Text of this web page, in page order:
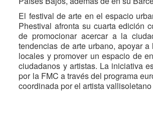
El festival de arte en el espacio
Phestival afronta su cuarta edición
de promocionar acercar a la
tendencias de arte urbano, apoyar a
locales y promover un espacio de
ciudadanos y artistas. La iniciativa
por la FMC a través del programa
coordinada por el artista